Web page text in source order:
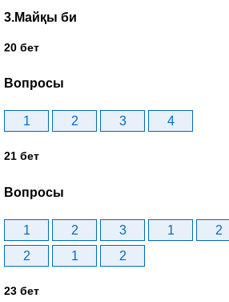
3.Майқы би
20 бет
Вопросы
1 2 3 4
21 бет
Вопросы
1 2 3 1 2
2
1 2
23 бет